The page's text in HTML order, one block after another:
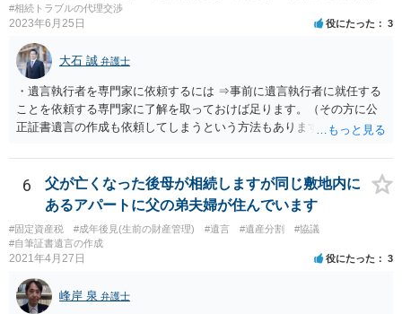
#相続トラブルの代理交渉
2023年6月25日 役にたった 3
大石 誠 弁護士
・遺言執行者を専門家に依頼するには ⇒事前に遺言執行者に就任する
ことを依頼する専門家に了解を取っておけば足ります。（その方に公
正証書遺言の作成も依頼してしまうという方法もあります） 事前に了
ません。 遺言執行者に就任し、遺言執行が完了したときの報酬だけ、
弁護士費用としてかかります。 ・亡くなった際に、法務局に預けた自
筆証書遺言の存在を親族がなかったものにされる可能性 ⇒自筆の遺言
書を法務局に保管した場合、死亡後、法務局に遺言書の有無を照会す
ることになりますので、「法務局に預けた自筆証書遺言の存在を親族
がなかったもの」にすることはできません。 存在をなかったものにす
がありえますが、その予防方法は、遺言者と面談してみないと判断が
難しいです。
6
父が亡くなった後母が相続しますが同じ敷地内に
あるアパートに父の弟夫婦が住んでいます
#固定資産税 #成年後見(生前の財産管理) #遺言 #遺産分割
#協議
#自筆証書遺言の作成
2021年4月27日 役にたった 3
峰岸 泉 弁護士